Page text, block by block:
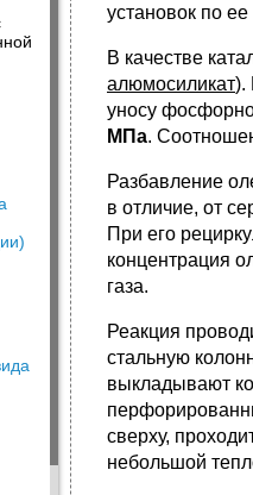
установок по
В качестве
алюмосиликат).
уносу
МПа.
Разбавление
в отличие, от
При его
концентрация
газа.
Реакция
стальную
выкладывают
сверху,
небольшой